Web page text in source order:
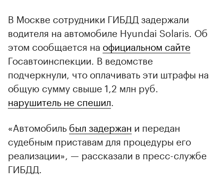
В Москве сотрудники ГИБДД задержали
водителя на автомобиле Hyundai Solaris. Об
этом сообщается на официальном сайте
Госавтоинспекции. В ведомстве
подчеркнули, что оплачивать эти штрафы на
общую сумму свыше 1,2 млн руб.
нарушитель не спешил
«Автомобиль был задержан и передан
судебным приставам для процедуры его
реализации», — рассказали в пресс-службе
ГИБДД.